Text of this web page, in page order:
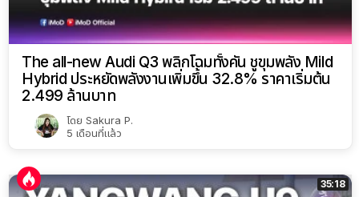
The all-new Audi Q3 พลิกโฉมทั้งคัน ชูขุมพลัง Mild
Hybrid ประหยัดพลังงานเพิ่มขึ้น 32.8% ราคาเริ่มต้น
2.499 ล้านบาท
โดย Sakura P.
5 เดือนที่แล้ว
35:18